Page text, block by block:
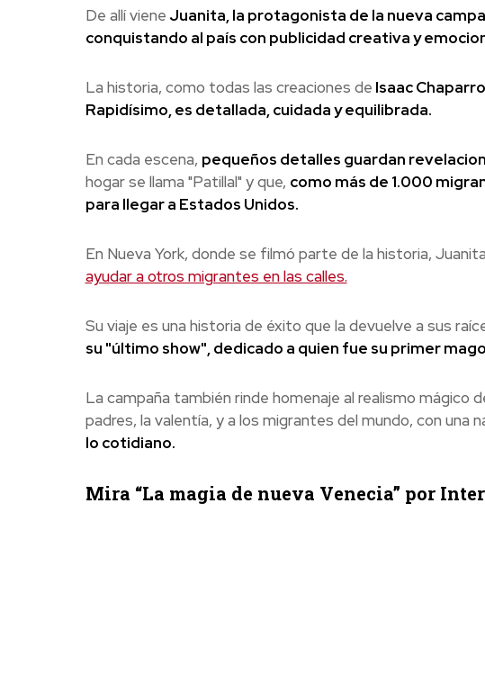
De allí viene Juanita, la protagonista de la nueva
conquistando al país con publicidad creativa y
La historia, como todas las creaciones de Isaac
Rapidísimo, es detallada, cuidada y equilibrada.
En cada escena, pequeños detalles guardan
hogar se llama "Patillal" y que, como más de 1.000
para llegar a Estados Unidos.
En Nueva York, donde se filmó parte de la historia,
ayudar a otros migrantes en las calles.
Su viaje es una historia de éxito que la devuelve a sus
su "último show", dedicado a quien fue su primer
La campaña también rinde homenaje al realismo mágico
padres, la valentía, y a los migrantes del mundo, con una
lo cotidiano.
Mira “La magia de nueva Venecia” por